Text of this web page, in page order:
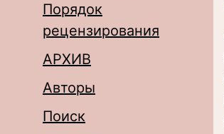
Порядок
рецензирования
АРХИВ
Авторы
Поиск